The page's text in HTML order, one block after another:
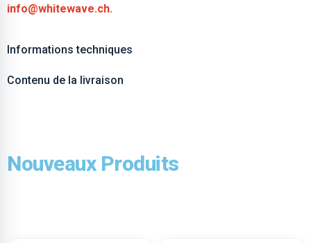
info@whitewave.ch.
Informations techniques
Contenu de la livraison
Nouveaux Produits